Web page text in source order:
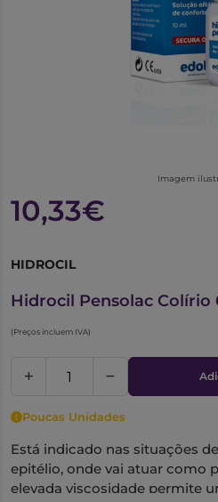
Imagem
10,33€
HIDROCIL
Hidrocil Pensolac Colírio
(Preços incluem IVA)
Poucas Unidades
Está indicado nas situações
epitélio, onde vai atuar como
elevada viscosidade permite